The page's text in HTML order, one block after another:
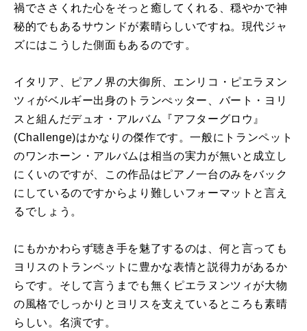
禍でささくれた心をそっと癒してくれる、穏やかで神
秘的でもあるサウンドが素晴らしいですね。現代ジャ
ズにはこうした側面もあるのです。
イタリア、ピアノ界の大御所、エンリコ・ピエラヌン
ツィがベルギー出身のトランぺッター、バート・ヨリ
スと組んだデュオ・アルバム『アフターグロウ』
(Challenge)はかなりの傑作です。一般にトランペット
のワンホーン・アルバムは相当の実力が無いと成立し
にくいのですが、この作品はピアノ一台のみをバック
にしているのですからより難しいフォーマットと言え
るでしょう。
にもかかわらず聴き手を魅了するのは、何と言っても
ヨリスのトランペットに豊かな表情と説得力があるか
らです。そして言うまでも無くピエラヌンツィが大物
の風格でしっかりとヨリスを支えているところも素晴
らしい。名演です。